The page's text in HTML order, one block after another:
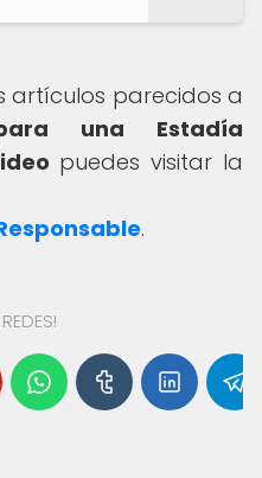
artículos parecidos a
para una Estadía
puedes visitar la
.